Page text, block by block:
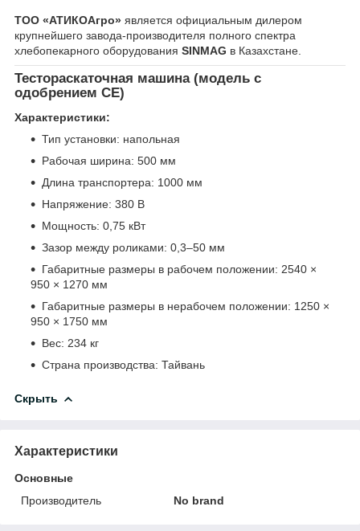
ТОО «АТИКОАгро» является официальным дилером
крупнейшего завода-производителя полного спектра
хлебопекарного оборудования SINMAG в Казахстане.
Тестораскаточная машина (модель с
одобрением CE)
Характеристики:
Тип установки: напольная
Рабочая ширина: 500 мм
Длина транспортера: 1000 мм
Напряжение: 380 В
Мощность: 0,75 кВт
Зазор между роликами: 0,3–50 мм
Габаритные размеры в рабочем положении: 2540 ×
950 × 1270 мм
Габаритные размеры в нерабочем положении: 1250 ×
950 × 1750 мм
Вес: 234 кг
Страна производства: Тайвань
Скрыть
Характеристики
Основные
Производитель
No brand